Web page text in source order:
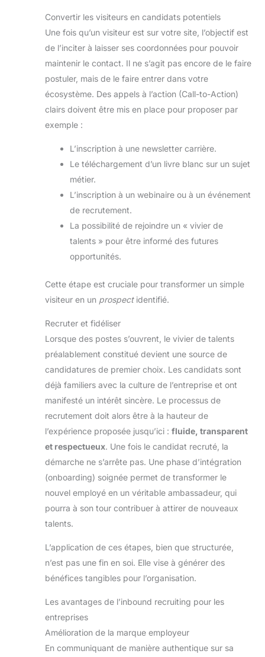
Convertir les visiteurs en candidats potentiels
Une fois qu’un visiteur est sur votre site, l’objectif est
de l’inciter à laisser ses coordonnées pour pouvoir
maintenir le contact. Il ne s’agit pas encore de le faire
postuler, mais de le faire entrer dans votre
écosystème. Des appels à l’action (Call-to-Action)
clairs doivent être mis en place pour proposer par
exemple :
L’inscription à une newsletter carrière.
Le téléchargement d’un livre blanc sur un sujet
métier.
L’inscription à un webinaire ou à un événement
de recrutement.
La possibilité de rejoindre un « vivier de
talents » pour être informé des futures
opportunités.
Cette étape est cruciale pour transformer un simple
visiteur en un prospectidentifié.
Recruter et fidéliser
Lorsque des postes s’ouvrent, le vivier de talents
préalablement constitué devient une source de
candidatures de premier choix. Les candidats sont
déjà familiers avec la culture de l’entreprise et ont
manifesté un intérêt sincère. Le processus de
recrutement doit alors être à la hauteur de
l’expérience proposée jusqu’ici : fluide, transparent
et respectueux. Une fois le candidat recruté, la
démarche ne s’arrête pas. Une phase d’intégration
(onboarding) soignée permet de transformer le
nouvel employé en un véritable ambassadeur, qui
pourra à son tour contribuer à attirer de nouveaux
talents.
L’application de ces étapes, bien que structurée,
n’est pas une fin en soi. Elle vise à générer des
bénéfices tangibles pour l’organisation.
Les avantages de l’inbound recruiting pour les
entreprises
Amélioration de la marque employeur
En communiquant de manière authentique sur sa